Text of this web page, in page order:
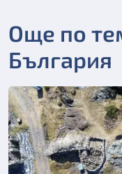
Още по
България